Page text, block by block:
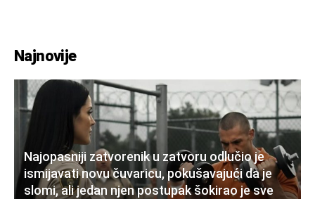
Najnovije
Najopasniji zatvorenik u zatvoru odlučio je
ismijavati novu čuvaricu, pokušavajući da je
slomi, ali jedan njen postupak šokirao je sve